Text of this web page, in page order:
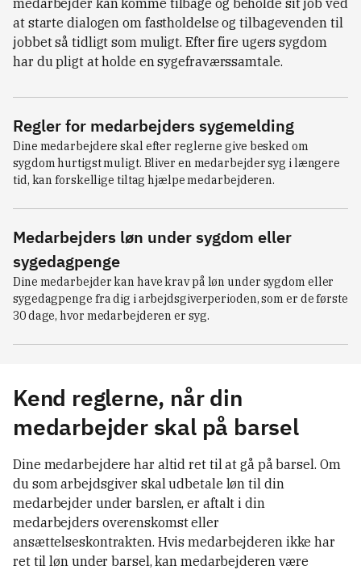
medarbejder kan komme tilbage og beholde sit job ved
at starte dialogen om fastholdelse og tilbagevenden til
jobbet så tidligt som muligt. Efter fire ugers sygdom
har du pligt at holde en sygefraværssamtale.
Regler for medarbejders sygemelding
Dine medarbejdere skal efter reglerne give besked om
sygdom hurtigst muligt. Bliver en medarbejder syg i længere
tid, kan forskellige tiltag hjælpe medarbejderen.
Medarbejders løn under sygdom eller
sygedagpenge
Dine medarbejder kan have krav på løn under sygdom eller
sygedagpenge fra dig i arbejdsgiverperioden, som er de første
30 dage, hvor medarbejderen er syg.
Kend reglerne, når din
medarbejder skal på barsel
Dine medarbejdere har altid ret til at gå på barsel. Om
du som arbejdsgiver skal udbetale løn til din
medarbejder under barslen, er aftalt i din
medarbejders overenskomst eller
ansættelseskontrakten. Hvis medarbejderen ikke har
ret til løn under barsel, kan medarbejderen være